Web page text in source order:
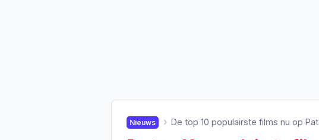
Nieuws De top 10 populairste films nu op